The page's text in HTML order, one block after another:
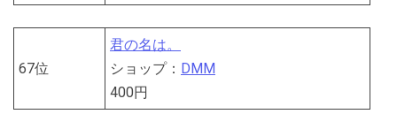
67位
君の名は。
ショップ： DMM
400円